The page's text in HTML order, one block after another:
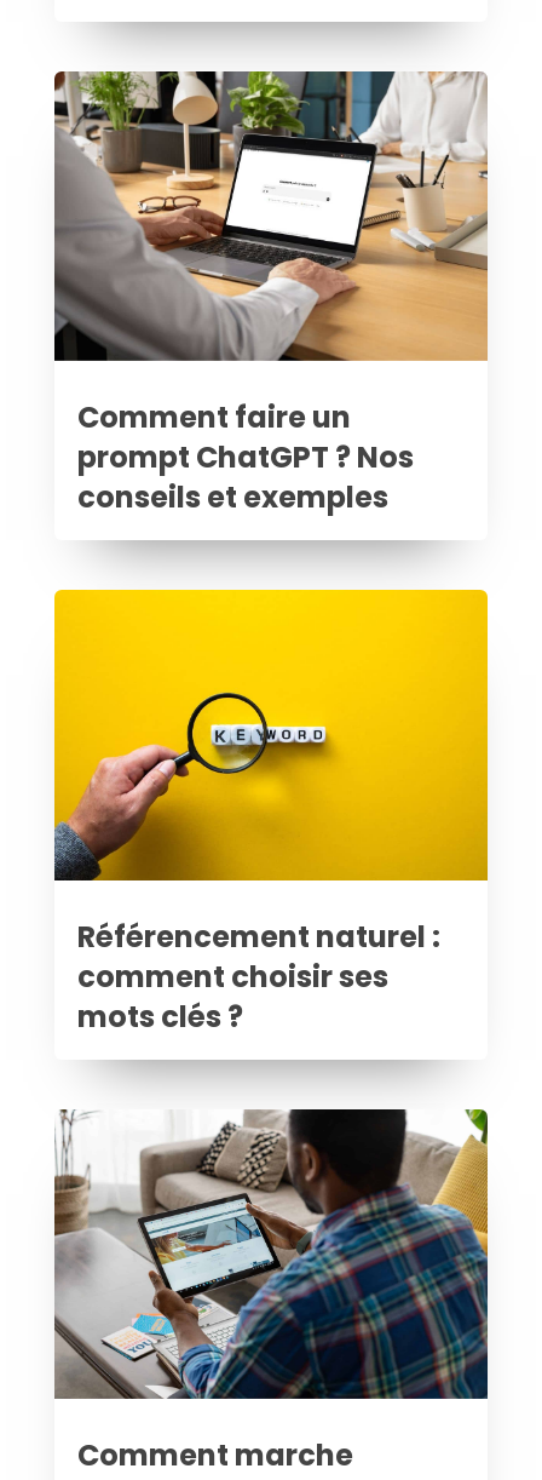
Comment faire un
prompt ChatGPT ? Nos
conseils et exemples
Référencement naturel :
comment choisir ses
mots clés ?
Comment marche